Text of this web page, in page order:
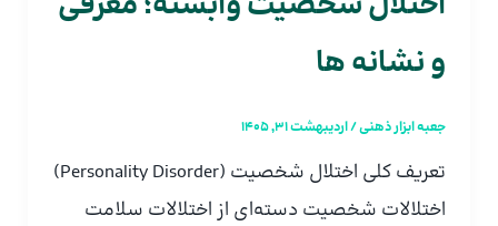
و نشانه ها
جعبه ابزار ذهنی/اردیبهشت 31, 1405
تعریف کلی اختلال شخصیت (Personality Disorder)
اختلالات شخصیت دسته‌ای از اختلالات سلامت